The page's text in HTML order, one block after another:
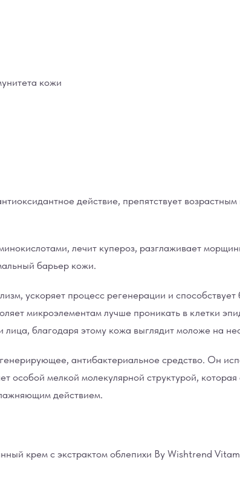
кожи
действие, препятствует
лечит купероз, разглаживает
барьер кожи.
ускоряет процесс регенерации и
микроэлементам лучше проникать в клетки
благодаря этому кожа выглядит моложе на
антибактериальное средство. Он
особой мелкой молекулярной структурой,
действием.
крем с экстрактом облепихи By Wishtrend